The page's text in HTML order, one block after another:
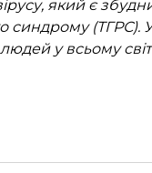
який є
(ТГРС).
у ​​всьому